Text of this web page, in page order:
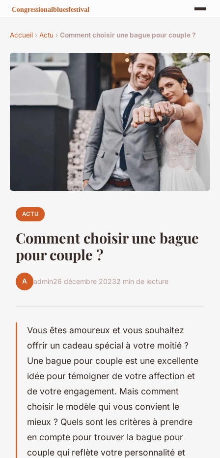
Accueil › Actu › Comment choisir une bague pour couple ?
ACTU
Comment choisir une bague
pour couple ?
A admin26 décembre 20232 min de lecture
Vous êtes amoureux et vous souhaitez
offrir un cadeau spécial à votre moitié ?
Une bague pour couple est une excellente
idée pour témoigner de votre affection et
de votre engagement. Mais comment
choisir le modèle qui vous convient le
mieux ? Quels sont les critères à prendre
en compte pour trouver la bague pour
couple qui reflète votre personnalité et